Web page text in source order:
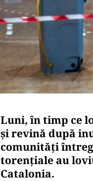
Luni, în timp ce
și revină după
comunități
torențiale au
Catalonia.